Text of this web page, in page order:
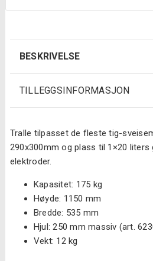
BESKRIVELSE
TILLEGGSINFORMASJON
Tralle tilpasset de fleste tig-
290x300mm og plass til 1×20
elektroder.
Kapasitet: 175 kg
Høyde: 1150 mm
Bredde: 535 mm
Hjul: 250 mm massiv (art.
Vekt: 12 kg